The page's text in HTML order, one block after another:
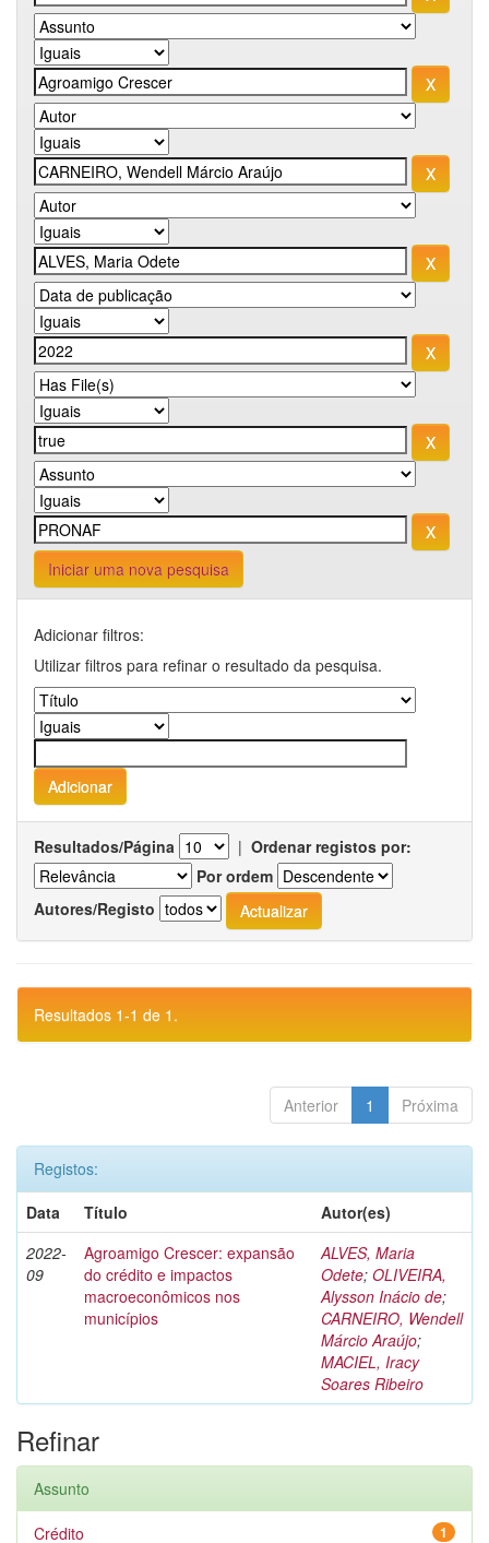
Iniciar uma nova pesquisa
Adicionar filtros:
Utilizar filtros para refinar o resultado da pesquisa.
Resultados/Página | Ordenar registos por:
Por ordem
Autores/Registo
Resultados 1-1 de 1.
Anterior 1 Próxima
Registos:
Data
Título
Autor(es)
2022-
09
Agroamigo Crescer: expansão
do crédito e impactos
macroeconômicos nos
municípios
ALVES, Maria
Odete; OLIVEIRA,
Alysson Inácio de;
CARNEIRO, Wendell
Márcio Araújo;
MACIEL, Iracy
Soares Ribeiro
Refinar
Assunto
1
Crédito